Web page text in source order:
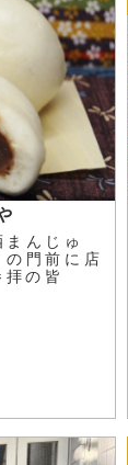
んじゅ
の門前に店
の皆